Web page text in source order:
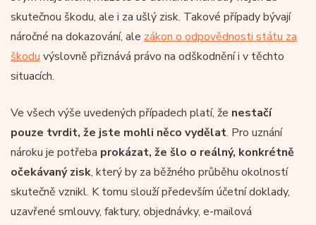
skutečnou škodu, ale i za ušlý zisk. Takové případy bývají
náročné na dokazování, ale zákon o odpovědnosti státu za
škodu výslovně přiznává právo na odškodnění i v těchto
situacích.
Ve všech výše uvedených případech platí, že nestačí
pouze tvrdit, že jste mohli něco vydělat. Pro uznání
nároku je potřeba prokázat, že šlo o reálný, konkrétně
očekávaný zisk, který by za běžného průběhu okolností
skutečně vznikl. K tomu slouží především účetní doklady,
uzavřené smlouvy, faktury, objednávky, e-mailová